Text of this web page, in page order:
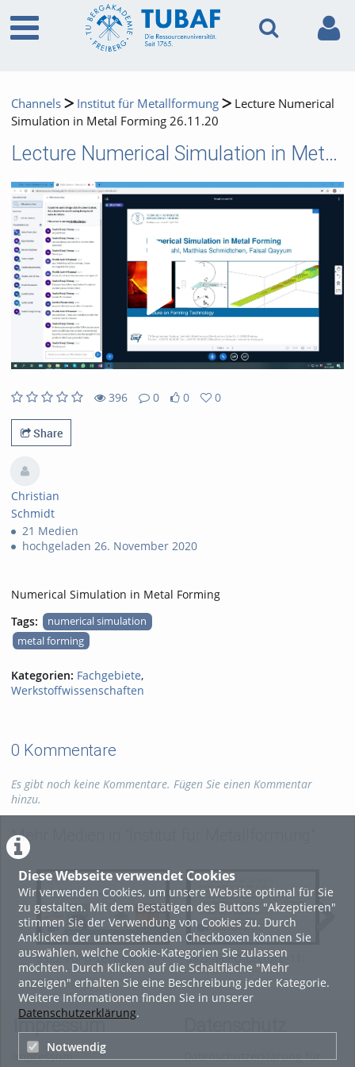
Diese Webseite verwendet Cookies
Wir verwenden Cookies, um unsere Website optimal für Sie
zu gestalten. Mit dem Bestätigen des Buttons "Akzeptieren"
stimmen Sie der Verwendung von Cookies zu. Durch
Anklicken der untenstehenden Checkboxen können Sie
auswählen, welche Cookie-Kategorien Sie zulassen
möchten. Durch Klicken auf die Schaltfläche "Mehr
anzeigen" erhalten Sie eine Beschreibung jeder Kategorie.
Weitere Informationen finden Sie in unserer
Datenschutzerklärung.
Notwendig
Channels Institut für Metallformung
Lecture Numerical
Simulation in Metal Forming 26.11.20
Lecture Numerical Simulation in Metal Forming 26.11.20
396
0
0
0
Share
Christian
Schmidt
21 Medien
hochgeladen 26. November 2020
Numerical Simulation in Metal Forming
Tags:
numerical simulation
metal forming
Kategorien: Fachgebiete,
Werkstoffwissenschaften
0 Kommentare
Es gibt noch keine Kommentare. Fügen Sie einen Kommentar
hinzu.
Mehr Medien in "Institut für Metallformung"
SS22-FoPD-Lecture-12:
Rolling characteristics
SS22-FoPD-Lecture-11:
Case study of Tensile
Tests
Impressum
Impressum
Datenschutzerklärung für